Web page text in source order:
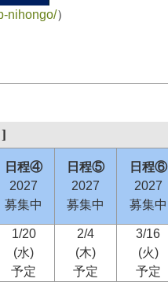
nihongo/）
日程④
2027
募集中
日程⑤
2027
募集中
日程⑥
2027
募集中
1/20
(水)
予定
2/4
(木)
予定
3/16
(火)
予定